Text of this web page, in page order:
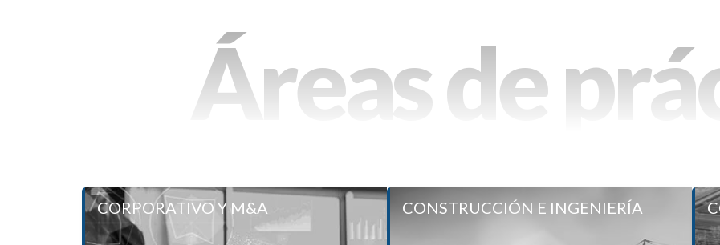
Áreas de
CORPORATIVO Y M&ACORPORATIVO Y M&A
Áreas de práctica
CONSTRUCCIÓN E INGENIERÍA
CONSTRUCCIÓN E INGENIERÍA
Áreas de práctica